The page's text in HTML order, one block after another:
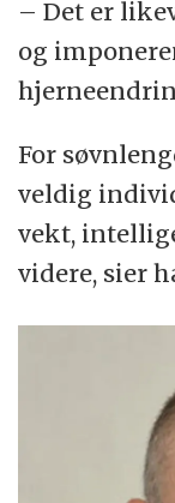
– Det er
og
For
veldig
vekt,
videre, sier